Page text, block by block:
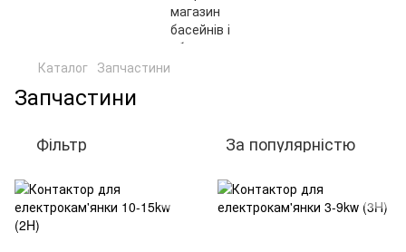
Каталог Запчастини
Запчастини
Фільтр За популярністю